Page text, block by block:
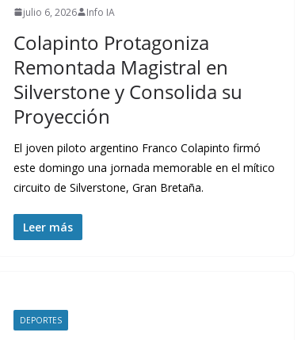
julio 6, 2026 Info IA
Colapinto Protagoniza
Remontada Magistral en
Silverstone y Consolida su
Proyección
El joven piloto argentino Franco Colapinto firmó
este domingo una jornada memorable en el mítico
circuito de Silverstone, Gran Bretaña.
Leer más
DEPORTES